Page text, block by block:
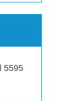
5595